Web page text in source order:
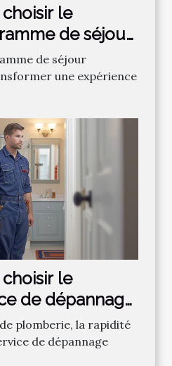
le
de séjour
de séjour
une expérience
le
de dépannage
plomberie, la rapidité
de dépannage